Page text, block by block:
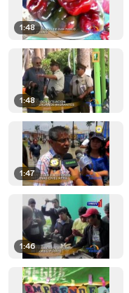
1:48
1:48
1:47
1:46